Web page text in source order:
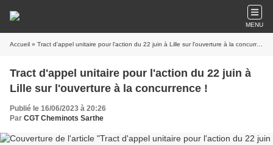
MENU
Accueil » Tract d'appel unitaire pour l'action du 22 juin à Lille sur l'ouverture à la concurrence !
Tract d'appel unitaire pour l'action du 22 juin à
Lille sur l'ouverture à la concurrence !
Publié le 16/06/2023 à 20:26
Par CGT Cheminots Sarthe